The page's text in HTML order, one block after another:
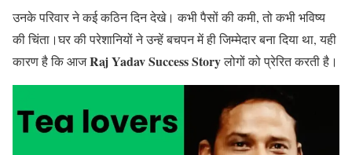
उनके परिवार ने कई कठिन दिन देखे। कभी पैसों की कमी, तो कभी भविष्य
की चिंता।घर की परेशानियों ने उन्हें बचपन में ही जिम्मेदार बना दिया था, यही
कारण है कि आजRaj Yadav Success Storyलोगों को प्रेरित करती है।